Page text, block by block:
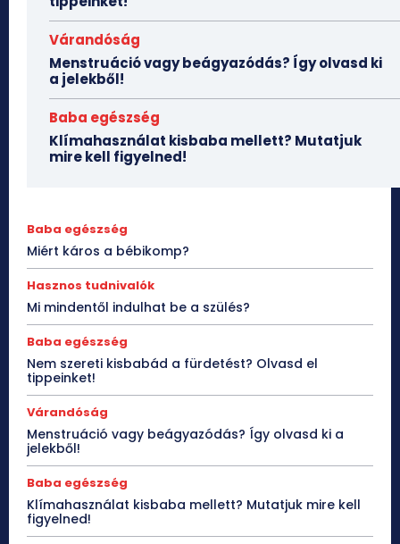
Várandóság
Menstruáció vagy beágyazódás? Így olvasd ki
a jelekből!
Baba egészség
Klímahasználat kisbaba mellett? Mutatjuk
mire kell figyelned!
Baba egészség
Miért káros a bébikomp?
Hasznos tudnivalók
Mi mindentől indulhat be a szülés?
Baba egészség
Nem szereti kisbabád a fürdetést? Olvasd el
tippeinket!
Várandóság
Menstruáció vagy beágyazódás? Így olvasd ki a
jelekből!
Baba egészség
Klímahasználat kisbaba mellett? Mutatjuk mire kell
figyelned!